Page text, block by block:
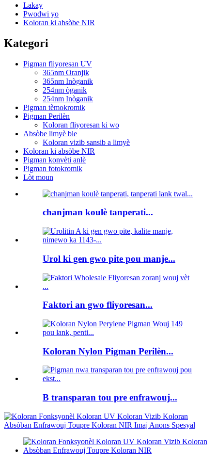
Lakay
Pwodwi yo
Koloran ki absòbe NIR
Kategori
Pigman fliyoresan UV
365nm Oranjik
365nm Inòganik
254nm òganik
254nm Inòganik
Pigman tèmokromik
Pigman Perilèn
Koloran fliyoresan ki wo
Absòbe limyè ble
Koloran vizib sansib a limyè
Koloran ki absòbe NIR
Pigman konvèti anlè
Pigman fotokromik
Lòt moun
chanjman koulè tanperati...
Urol ki gen gwo pite pou manje...
Faktori an gwo fliyoresan...
Koloran Nylon Pigman Perilèn...
B transparan tou pre enfrawouj...